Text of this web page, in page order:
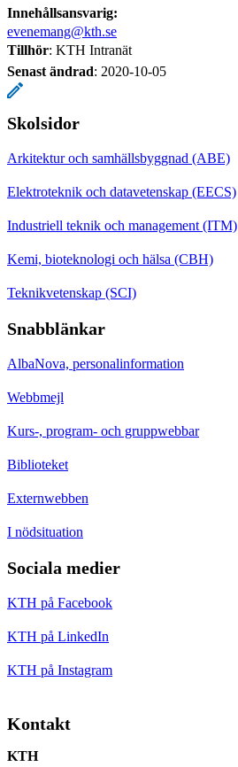
Innehållsansvarig:
evenemang@kth.se
Tillhör: KTH Intranät
Senast ändrad: 2020-10-05
Skolsidor
Arkitektur och samhällsbyggnad (ABE)
Elektroteknik och datavetenskap (EECS)
Industriell teknik och management (ITM)
Kemi, bioteknologi och hälsa (CBH)
Teknikvetenskap (SCI)
Snabblänkar
AlbaNova, personalinformation
Webbmejl
Kurs-, program- och gruppwebbar
Biblioteket
Externwebben
I nödsituation
Sociala medier
KTH på Facebook
KTH på LinkedIn
KTH på Instagram
Kontakt
KTH